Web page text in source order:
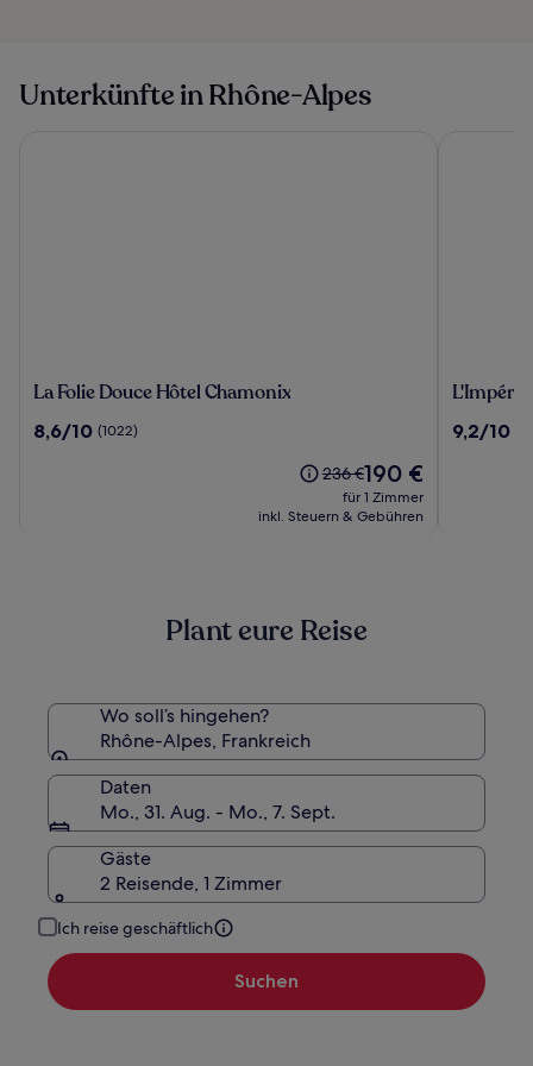
Unterkünfte in Rhône-Alpes
La
Douce
La Folie Douce Hôtel Chamonix
8.6
8,6/10 (1022)
Der
alte
Preis
Informationen
zum
236 €Der
Preis
beträgt
190 €
für 1 Zimmer
inkl. Steuern & Gebühren
L'Impérial
9.2
9,2/10
Plant eure Reise
Wo soll’s hingehen?
Rhône-Alpes, Frankreich
Daten
Mo., 31. Aug. - Mo., 7. Sept.
Gäste
2 Reisende, 1 Zimmer
Ich reise geschäftlich
Suchen